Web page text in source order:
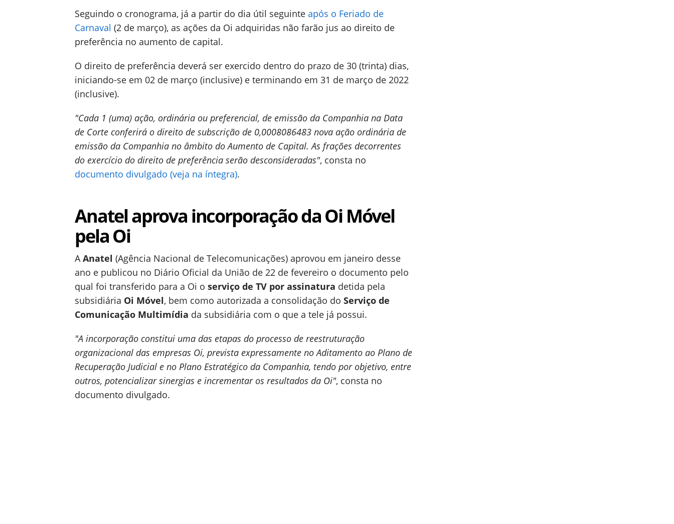
Seguindo o cronograma, já a partir do dia útil seguinte após o Feriado de
Carnaval (2 de março), as ações da Oi adquiridas não farão jus ao direito de
preferência no aumento de capital.
O direito de preferência deverá ser exercido dentro do prazo de 30 (trinta) dias,
iniciando-se em 02 de março (inclusive) e terminando em 31 de março de 2022
(inclusive).
"Cada 1 (uma) ação, ordinária ou preferencial, de emissão da Companhia na Data
de Corte conferirá o direito de subscrição de 0,0008086483 nova ação ordinária de
emissão da Companhia no âmbito do Aumento de Capital. As frações decorrentes
do exercício do direito de preferência serão desconsideradas", consta no
documento divulgado (veja na íntegra).
Anatel aprova incorporação da Oi Móvel
pela Oi
AAnatel (Agência Nacional de Telecomunicações) aprovou em janeiro desse
ano e publicou no Diário Oficial da União de 22 de fevereiro o documento pelo
qual foi transferido para a Oi o serviço de TV por assinatura detida pela
subsidiária Oi Móvel, bem como autorizada a consolidação do Serviço de
Comunicação Multimídia da subsidiária com o que a tele já possui.
"A incorporação constitui uma das etapas do processo de reestruturação
organizacional das empresas Oi, prevista expressamente no Aditamento ao Plano de
Recuperação Judicial e no Plano Estratégico da Companhia, tendo por objetivo, entre
outros, potencializar sinergias e incrementar os resultados da Oi", consta no
documento divulgado.